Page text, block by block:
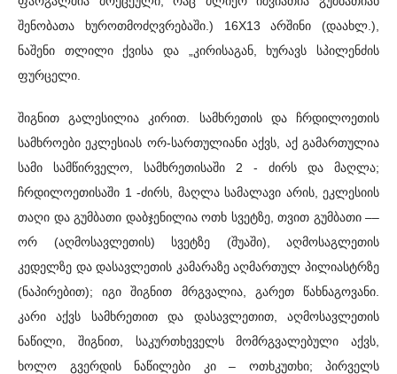
შენობათა ხუროთმოძღვრებაში.) 16X13 არშინი (დაახლ.),
ნაშენი თლილი ქვისა და „კირისაგან, ხურავს სპილენძის
ფურცელი.
შიგნით გალესილია კირით. სამხრეთის და ჩრდილოეთის
სამხროები ეკლესიას ორ-სართულიანი აქვს, აქ გამართულია
სამი სამწირველო, სამხრეთისაში 2 - ძირს და მაღლა;
ჩრდილოეთისაში 1 -ძირს, მაღლა სამალავი არის, ეკლესიის
თაღი და გუმბათი დაბჯენილია ოთხ სვეტზე, თვით გუმბათი ––
ორ (აღმოსავლეთის) სვეტზე (შუაში), აღმოსაგლეთის
კედელზე და დასავლეთის კამარაზე აღმართულ პილიასტრზე
(ნაპირებით); იგი შიგნით მრგვალია, გარეთ წახნაგოვანი.
კარი აქვს სამხრეთით და დასავლეთით, აღმოსავლეთის
ნაწილი, შიგნით, საკურთხეველს მომრგვალებული აქვს,
ხოლო გვერდის ნაწილები კი – ოთხკუთხი; პირველს